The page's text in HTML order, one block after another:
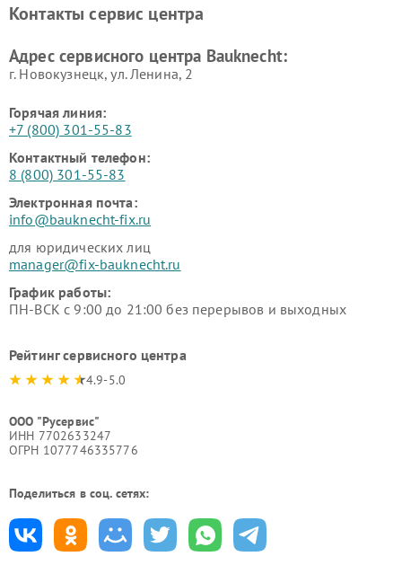
Контакты сервис центра
Адрес сервисного центра Bauknecht:
г. Новокузнецк, ул. Ленина, 2
Горячая линия:
+7 (800) 301-55-83
Контактный телефон:
8 (800) 301-55-83
Электронная почта:
info@bauknecht-fix.ru
для юридических лиц
manager@fix-bauknecht.ru
График работы:
ПН-ВСК с 9:00 до 21:00 без перерывов и выходных
Рейтинг сервисного центра
4.9-5.0
ООО "Русервис"
ИНН 7702633247
ОГРН 1077746335776
Поделиться в соц. сетях: